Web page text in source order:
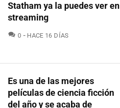
Statham ya la puedes ver en
streaming
0 COMENTARIOS
HACE 16 DÍAS
Es una de las mejores
películas de ciencia ficción
del año y se acaba de